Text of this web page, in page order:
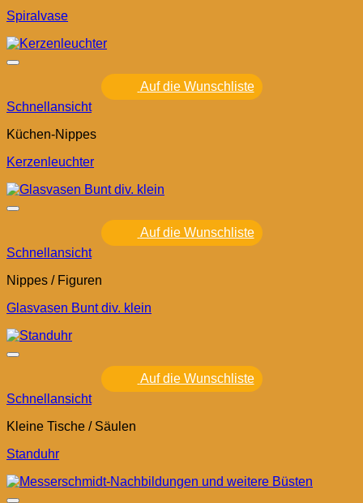
Spiralvase
Auf die Wunschliste
Schnellansicht
Küchen-Nippes
Kerzenleuchter
Auf die Wunschliste
Schnellansicht
Nippes / Figuren
Glasvasen Bunt div. klein
Auf die Wunschliste
Schnellansicht
Kleine Tische / Säulen
Standuhr